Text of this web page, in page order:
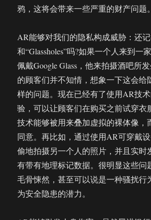
鸦，这将会带来一些严重的财产问题。
AR能够对我们的隐私构成威胁：还记
和“Glassholes”吗?如果一个人来到一
佩戴Google Glass，他来拍摄酒吧所
的顾客们并不知情，想象一下这会给
样的问题。现在已经有了使用AR技
验，可以让顾客们在购买之前试穿衣
技术能够被用来叠加虚拟的裸体像，
同意。再比如，通过使用AR可穿戴
偷地拍摄另一个人的照片，并且实时
有带有地理标记数据。很明显这些问
毛骨悚然，甚至可以说是一种骚扰行
为安全隐患的潜力。